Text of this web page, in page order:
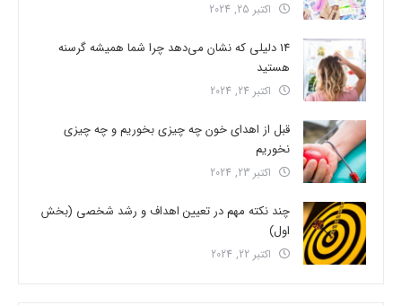
اکتبر 25, 2024
14 دلیلی که نشان می‌دهد چرا شما همیشه گرسنه
هستید
اکتبر 24, 2024
قبل از اهدای خون چه چیزی بخوریم و چه چیزی
نخوریم
اکتبر 23, 2024
چند نکته مهم در تعیین اهداف و رشد شخصی (بخش
اول)
اکتبر 22, 2024